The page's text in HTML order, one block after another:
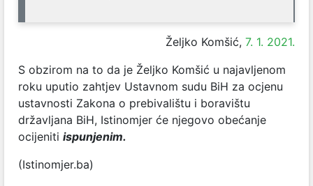
Željko Komšić, 7. 1. 2021.
S obzirom na to da je Željko Komšić u najavljenom
roku uputio zahtjev Ustavnom sudu BiH za ocjenu
ustavnosti Zakona o prebivalištu i boravištu
državljana BiH, Istinomjer će njegovo obećanje
ocijeniti ispunjenim.
(Istinomjer.ba)